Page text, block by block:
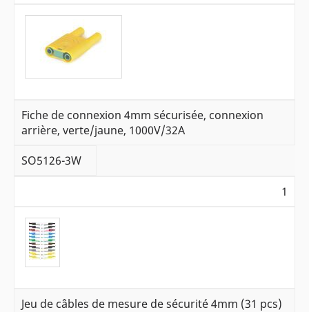
Fiche de connexion 4mm sécurisée, connexion
arrière, verte/jaune, 1000V/32A
SO5126-3W
1
Jeu de câbles de mesure de sécurité 4mm (31 pcs)